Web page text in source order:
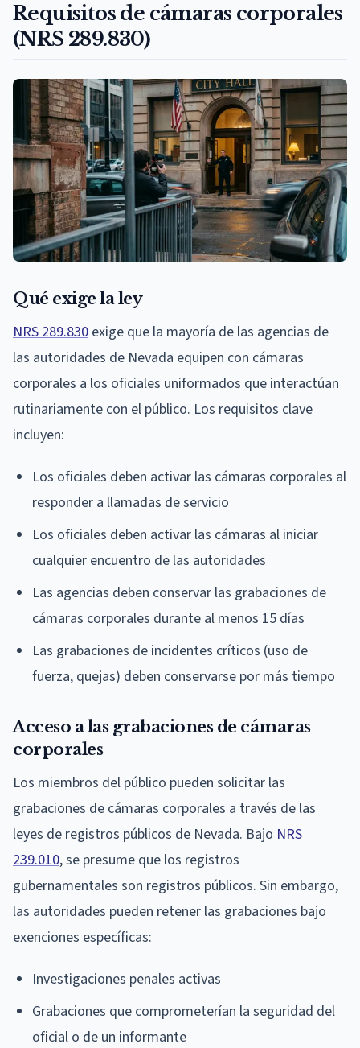
Requisitos de cámaras corporales
(NRS 289.830)
Qué exige la ley
NRS 289.830 exige que la mayoría de las agencias de
las autoridades de Nevada equipen con cámaras
corporales a los oficiales uniformados que interactúan
rutinariamente con el público. Los requisitos clave
incluyen:
Los oficiales deben activar las cámaras corporales al
responder a llamadas de servicio
Los oficiales deben activar las cámaras al iniciar
cualquier encuentro de las autoridades
Las agencias deben conservar las grabaciones de
cámaras corporales durante al menos 15 días
Las grabaciones de incidentes críticos (uso de
fuerza, quejas) deben conservarse por más tiempo
Acceso a las grabaciones de cámaras
corporales
Los miembros del público pueden solicitar las
grabaciones de cámaras corporales a través de las
leyes de registros públicos de Nevada. Bajo NRS
239.010, se presume que los registros
gubernamentales son registros públicos. Sin embargo,
las autoridades pueden retener las grabaciones bajo
exenciones específicas:
Investigaciones penales activas
Grabaciones que comprometerían la seguridad del
oficial o de un informante